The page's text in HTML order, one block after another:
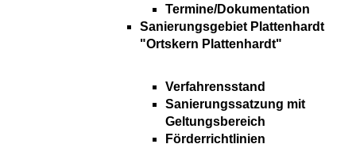
Termine/Dokumentation
Sanierungsgebiet Plattenhardt
"Ortskern Plattenhardt"
Verfahrensstand
Sanierungssatzung mit
Geltungsbereich
Förderrichtlinien